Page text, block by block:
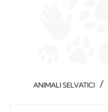
ANIMALI SELVATICI /